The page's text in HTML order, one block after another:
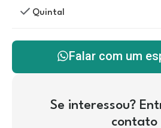
Quintal
Falar com um
Se interessou?
contato